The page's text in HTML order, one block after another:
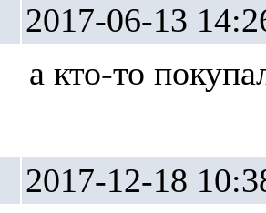
2017-06-13
а кто-то
2017-12-18